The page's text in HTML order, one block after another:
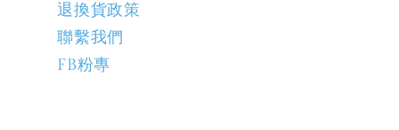
退換貨政策
聯繫我們
FB粉專